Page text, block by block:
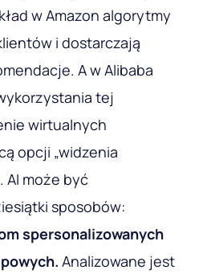
w Amazon algorytmy
i dostarczają
A w Alibaba
tej
wirtualnych
opcji „widzenia
AI może być
sposobów:
spersonalizowanych
Analizowane jest